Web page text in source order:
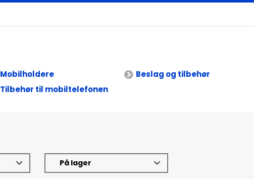
Mobilholdere Beslag og tilbehør
Tilbehør til mobiltelefonen
På lager